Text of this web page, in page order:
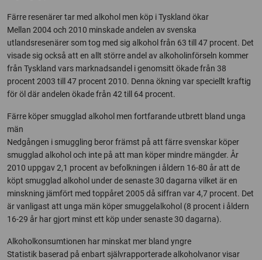
Färre resenärer tar med alkohol men köp i Tyskland ökar
Mellan 2004 och 2010 minskade andelen av svenska
utlandsresenärer som tog med sig alkohol från 63 till 47 procent. Det
visade sig också att en allt större andel av alkoholinförseln kommer
från Tyskland vars marknadsandel i genomsitt ökade från 38
procent 2003 till 47 procent 2010. Denna ökning var speciellt kraftig
för öl där andelen ökade från 42 till 64 procent.
Färre köper smugglad alkohol men fortfarande utbrett bland unga
män
Nedgången i smuggling beror främst på att färre svenskar köper
smugglad alkohol och inte på att man köper mindre mängder. År
2010 uppgav 2,1 procent av befolkningen i åldern 16-80 år att de
köpt smugglad alkohol under de senaste 30 dagarna vilket är en
minskning jämfört med toppåret 2005 då siffran var 4,7 procent. Det
är vanligast att unga män köper smuggelalkohol (8 procent i åldern
16-29 år har gjort minst ett köp under senaste 30 dagarna).
Alkoholkonsumtionen har minskat mer bland yngre
Statistik baserad på enbart självrapporterade alkoholvanor visar